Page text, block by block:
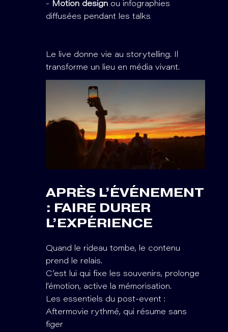
- Motion design ou infographies
diffusées pendant les talks
Le live donne vie au storytelling. Il
transforme un lieu en média vivant.
APRÈS L’ÉVÉNEMENT
: FAIRE DURER
L’EXPÉRIENCE
Quand le rideau tombe, le contenu
prend le relais.
C’est lui qui fixe les souvenirs, prolonge
l’émotion, active la mémorisation.
Les essentiels du post-event :
Aftermovie rythmé, qui résume sans
figer